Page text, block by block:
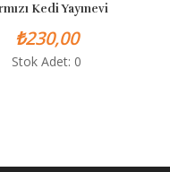
Kedi Yayınevi
₺230,00
Stok Adet: 0